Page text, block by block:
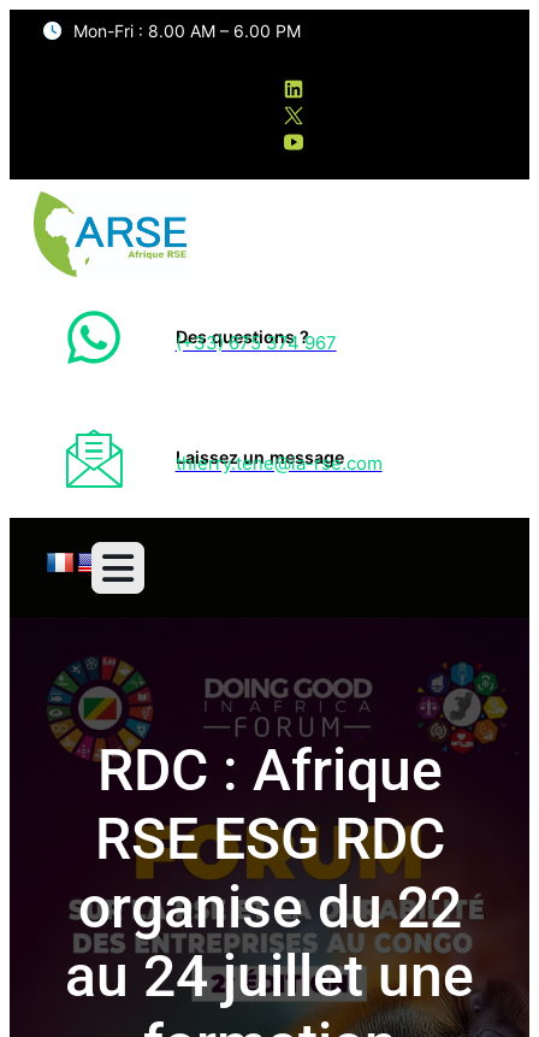
Mon-Fri : 8.00 AM – 6.00 PM
Des questions ?
(+33) 675 374 967
Laissez un message
thierry.tene@ia-rse.com
RDC : Afrique
RSE ESG RDC
organise du 22
au 24 juillet une